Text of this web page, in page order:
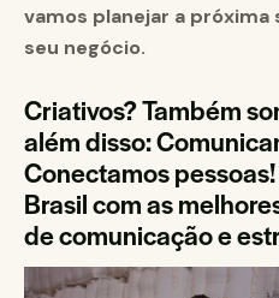
vamos planejar a
seu negócio.
Criativos? Também
além disso:
Conectamos
Brasil com as
de comunicação e